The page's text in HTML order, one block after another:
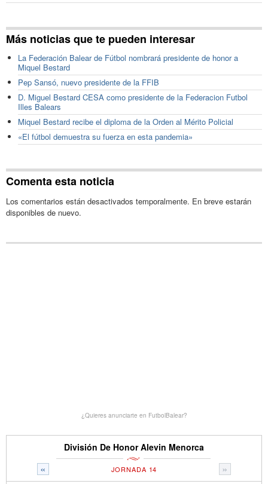
Más noticias que te pueden interesar
La Federación Balear de Fútbol nombrará presidente de honor a
Miquel Bestard
Pep Sansó, nuevo presidente de la FFIB
D. Miguel Bestard CESA como presidente de la Federacion Futbol
Illes Balears
Miquel Bestard recibe el diploma de la Orden al Mérito Policial
«El fútbol demuestra su fuerza en esta pandemia»
Comenta esta noticia
Los comentarios están desactivados temporalmente. En breve estarán
disponibles de nuevo.
¿Quieres anunciarte en FutbolBalear?
División De Honor Alevin Menorca
« »
JORNADA 14